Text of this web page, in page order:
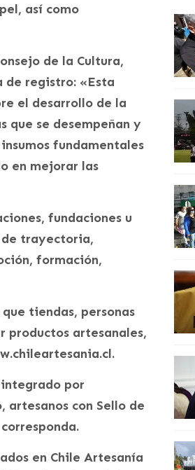
así como
de la Cultura,
de registro: «Esta
el desarrollo de la
que se desempeñan y
fundamentales
en mejorar las
fundaciones u
de trayectoria,
formación,
tiendas, personas
productos artesanales,
por
artesanos con Sello de
en Chile Artesanía